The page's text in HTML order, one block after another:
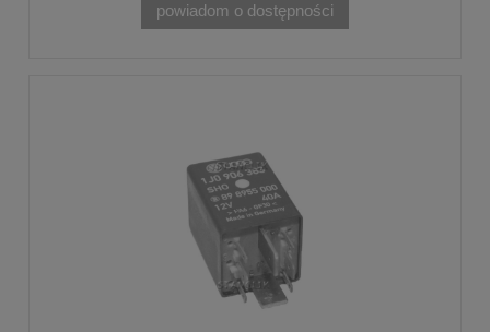
powiadom o dostępności